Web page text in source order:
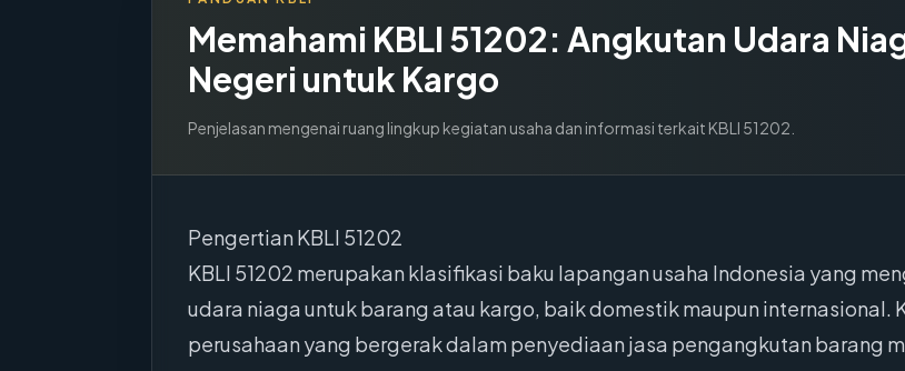
Memahami KBLI 51202: Angkutan Udara
Negeri untuk Kargo
Penjelasan mengenai ruang lingkup kegiatan usaha dan informasi terkait KBLI 51202
Pengertian KBLI 51202
KBLI 51202 merupakan klasifikasi baku lapangan usaha Indonesia yang
udara niaga untuk barang atau kargo, baik domestik maupun internasional.
perusahaan yang bergerak dalam penyediaan jasa pengangkutan barang